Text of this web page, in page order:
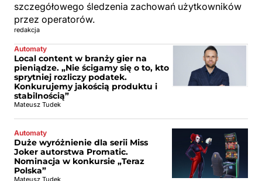
szczegółowego śledzenia zachowań użytkowników
przez operatorów.
redakcja
Automaty
Local content w branży gier na
pieniądze. „Nie ścigamy się o to, kto
sprytniej rozliczy podatek.
Konkurujemy jakością produktu i
stabilnością”
Mateusz Tudek
Automaty
Duże wyróżnienie dla serii Miss
Joker autorstwa Promatic.
Nominacja w konkursie „Teraz
Polska”
Mateusz Tudek